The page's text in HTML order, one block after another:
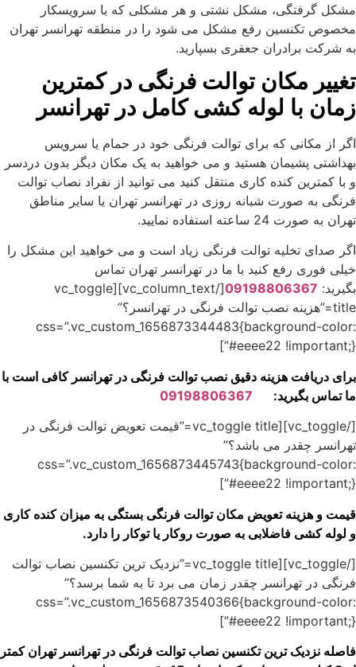
مشکل گرفتگی، مشکل نشتی و هر مشکلی که با سرویسکار
مخصوص تکنسین رفع مشکل می شود را در منطقه تهرانسر تهران
به شرکت برادران جعفری بسپارید.
تغییر مکان توالت فرنگی در کمترین
زمان با لوله کشی کامل در تهرانسر
اگر از مکانی که برای توالت فرنگی خود در حمام یا سرویس
بهداشتی پشیمان هستید و می خواهید به یک مکان دیگر بدون دردسر
و با کمترین کنده کاری منتقل کنید می توانید از نفراد نصاب توالت
فرنگی به صورت شبانه روزی در تهرانسر تهران یا سایر مناطق
تهران به صورت 24 ساعته استفاده نمایید.
اگر صدای تخلیه توالت فرنگی زیاد است و می خواهید این مشکل را
خیلی فوری رفع کنید با ما در تهرانسر تهران تماس
بگیرید: 09198806367
[/vc_column_text][vc_toggle
title=”هزینه نصب توالت فرنگی در تهرانسر؟”
css=”.vc_custom_1656873344483{background-color:
#eeee22 !important;}”]
برای دریافت هزینه دقیق نصب توالت فرنگی در تهرانسر کافی است با
ما تماس بگیرید:
09198806367
[/vc_toggle][vc_toggle title=”قیمت تعویض توالت فرنگی در
تهرانسر چقدر می باشد؟”
css=”.vc_custom_1656873445743{background-color:
#eeee22 !important;}”]
قیمت و هزینه تعویض مکان توالت فرنگی بستگی به میزان کنده کاری
و لوله کشی فاضلابی به صورت روکار یا توکار را دارد.
[/vc_toggle][vc_toggle title=”نزدیک ترین تکنسین نصاب توالت
فرنگی در تهرانسر چقدر زمان می برد تا به شما برسد؟”
css=”.vc_custom_1656873540366{background-color:
#eeee22 !important;}”]
فاصله نزدیک ترین تکنسین نصاب توالت فرنگی در تهرانسر تهران کمتر